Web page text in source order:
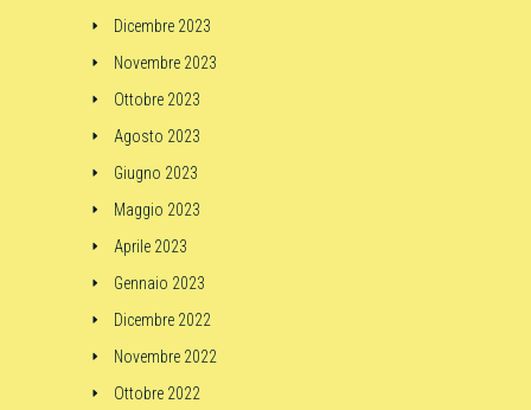
Dicembre 2023
Novembre 2023
Ottobre 2023
Agosto 2023
Giugno 2023
Maggio 2023
Aprile 2023
Gennaio 2023
Dicembre 2022
Novembre 2022
Ottobre 2022